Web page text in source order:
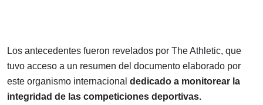
Los antecedentes fueron revelados por The Athletic, que
tuvo acceso a un resumen del documento elaborado por
este organismo internacional dedicado a monitorear la
integridad de las competiciones deportivas.